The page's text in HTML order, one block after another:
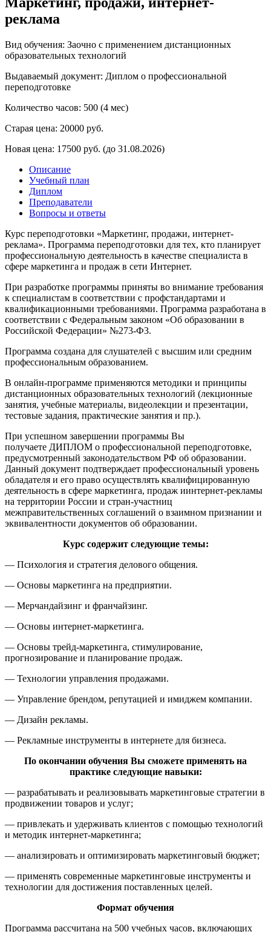
реклама
Вид обучения: Заочно с применением дистанционных
образовательных технологий
Выдаваемый документ: Диплом о профессиональной
переподготовке
Количество часов: 500 (4 мес)
Старая цена: 20000 руб.
Новая цена: 17500 руб. (до 31.08.2026)
Описание
Учебный план
Диплом
Преподаватели
Вопросы и ответы
Курс переподготовки «Маркетинг, продажи, интернет-
реклама». Программа переподготовки для тех, кто планирует
профессиональную деятельность в качестве специалиста в
сфере маркетинга и продаж в сети Интернет.
При разработке программы приняты во внимание требования
к специалистам в соответствии с профстандартами и
квалификационными требованиями. Программа разработана в
соответствии с Федеральным законом «Об образовании в
Российской Федерации» №273-Ф3.
Программа создана для слушателей с высшим или средним
профессиональным образованием.
В онлайн-программе применяются методики и принципы
дистанционных образовательных технологий (лекционные
занятия, учебные материалы, видеолекции и презентации,
тестовые задания, практические занятия и пр.).
При успешном завершении программы Вы
получаете ДИПЛОМ о профессиональной переподготовке,
предусмотренный законодательством РФ об образовании.
Данный документ подтверждает профессиональный уровень
обладателя и его право осуществлять квалифицированную
деятельность в сфере маркетинга, продаж иинтернет-рекламы
на территории России и стран-участниц
межправительственных соглашений о взаимном признании и
эквивалентности документов об образовании.
Курс содержит следующие темы:
— Психология и стратегия делового общения.
— Основы маркетинга на предприятии.
— Мерчандайзинг и франчайзинг.
— Основы интернет-маркетинга.
— Основы трейд-маркетинга, стимулирование,
прогнозирование и планирование продаж.
— Технологии управления продажами.
— Управление брендом, репутацией и имиджем компании.
— Дизайн рекламы.
— Рекламные инструменты в интернете для бизнеса.
По окончании обучения Вы сможете применять на
практике следующие навыки:
— разрабатывать и реализовывать маркетинговые стратегии в
продвижении товаров и услуг;
— привлекать и удерживать клиентов с помощью технологий
и методик интернет-маркетинга;
— анализировать и оптимизировать маркетинговый бюджет;
— применять современные маркетинговые инструменты и
технологии для достижения поставленных целей.
Формат обучения
Программа рассчитана на 500 учебных часов, включающих